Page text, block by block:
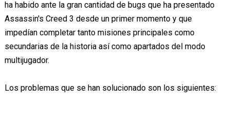
ha habido ante la gran cantidad de bugs que ha presentado
Assassin's Creed 3 desde un primer momento y que
impedían completar tanto misiones principales como
secundarias de la historia así como apartados del modo
multijugador.
Los problemas que se han solucionado son los siguientes: